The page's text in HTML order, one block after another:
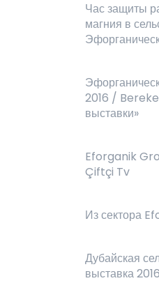
Час защиты
магния в
2016 /
выставки»
Eforganik
Çiftçi Tv
Из сектора
Дубайская
выставка 2016